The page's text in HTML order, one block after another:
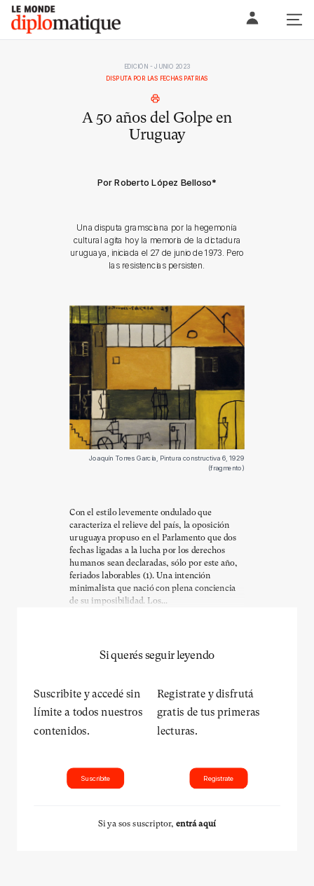
Skip
content
Le monde diplomatique
EDICIÓN - JUNIO 2023
DISPUTA POR LAS FECHAS PATRIAS
A 50 años del Golpe en
Uruguay
Por Roberto López Belloso*
Una disputa gramsciana por la hegemonía
cultural agita hoy la memoria de la dictadura
uruguaya, iniciada el 27 de junio de 1973. Pero
las resistencias persisten.
Joaquín Torres García, Pintura constructiva 6, 1929
(fragmento)
Con el estilo levemente ondulado que
caracteriza el relieve del país, la oposición
uruguaya propuso en el Parlamento que dos
fechas ligadas a la lucha por los derechos
humanos sean declaradas, sólo por este año,
feriados laborables (1). Una intención
minimalista que nació con plena conciencia
de su imposibilidad. Los...
Si querés seguir leyendo
Suscribite y accedé sin
límite a todos nuestros
contenidos.
Suscribite
Registrate y disfrutá
gratis de tus primeras
lecturas.
Registrate
Si ya sos suscriptor, entrá aquí